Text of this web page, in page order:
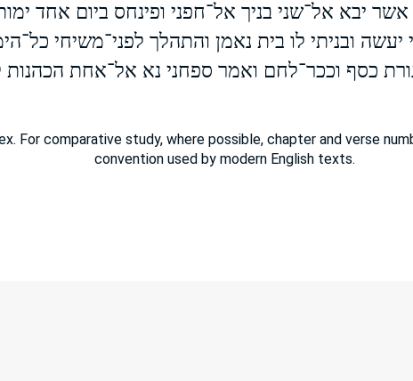
יבא אל־שני בניך אל־חפני ופינחס ביום אחד
ובניתי לו בית נאמן והתהלך לפני־משיחי
כסף וככר־לחם ואמר ספחני נא אל־אחת
For comparative study, where possible, chapter and verse
convention used by modern English texts.